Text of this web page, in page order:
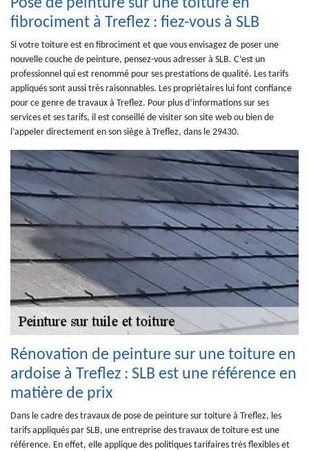
fibrociment à Treflez : fiez-vous à SLB
Si votre toiture est en fibrociment et que vous envisagez de poser une
nouvelle couche de peinture, pensez-vous adresser à SLB. C’est un
professionnel qui est renommé pour ses prestations de qualité. Les tarifs
appliqués sont aussi très raisonnables. Les propriétaires lui font confiance
pour ce genre de travaux à Treflez. Pour plus d’informations sur ses
services et ses tarifs, il est conseillé de visiter son site web ou bien de
l’appeler directement en son siège à Treflez, dans le 29430.
Rénovation de peinture sur une toiture en
ardoise à Treflez : SLB est une référence en
matière de prix
Dans le cadre des travaux de pose de peinture sur toiture à Treflez, les
tarifs appliqués par SLB, une entreprise des travaux de toiture est une
référence. En effet, elle applique des politiques tarifaires très flexibles et